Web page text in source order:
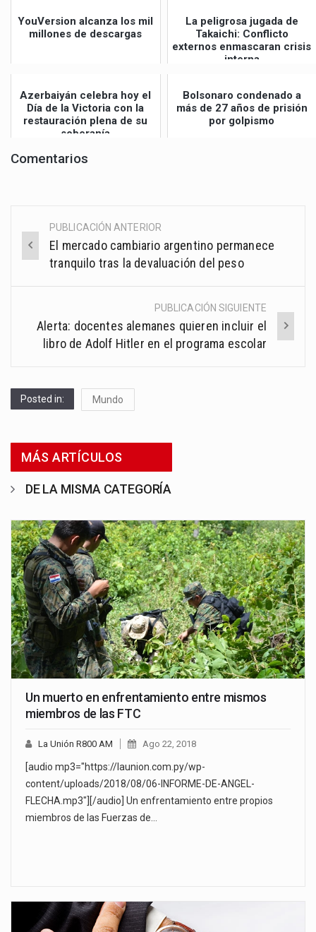
YouVersion alcanza los mil
millones de descargas
La peligrosa jugada de
Takaichi: Conflicto
externos enmascaran crisis
interna
Azerbaiyán celebra hoy el
Día de la Victoria con la
restauración plena de su
soberanía
Bolsonaro condenado a
más de 27 años de prisión
por golpismo
Comentarios
Post
navigation
PUBLICACIÓN ANTERIOR
El mercado cambiario argentino permanece
tranquilo tras la devaluación del peso
PUBLICACIÓN SIGUIENTE
Alerta: docentes alemanes quieren incluir el
libro de Adolf Hitler en el programa escolar
Posted in: Mundo
MÁS ARTÍCULOS
DE LA MISMA CATEGORÍA
Un muerto en enfrentamiento entre mismos
miembros de las FTC
La Unión R800 AM Ago 22, 2018
[audio mp3="https://launion.com.py/wp-
content/uploads/2018/08/06-INFORME-DE-ANGEL-
FLECHA.mp3"][/audio] Un enfrentamiento entre propios
miembros de las Fuerzas de…